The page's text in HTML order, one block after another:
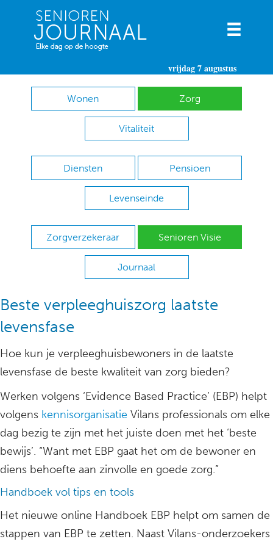
vrijdag 7 augustus
Wonen Zorg
Vitaliteit
Diensten Pensioen
Levenseinde
Zorgverzekeraar Senioren Visie
Journaal
Beste verpleeghuiszorg laatste
levensfase
Hoe kun je verpleeghuisbewoners in de laatste
levensfase de beste kwaliteit van zorg bieden?
Werken volgens ‘Evidence Based Practice’ (EBP) helpt
volgens kennisorganisatie Vilans professionals om elke
dag bezig te zijn met het juiste doen met het ‘beste
bewijs’. “Want met EBP gaat het om de bewoner en
diens behoefte aan zinvolle en goede zorg.”
Handboek vol tips en tools
Het nieuwe online Handboek EBP helpt om samen de
stappen van EBP te zetten. Naast Vilans-onderzoekers